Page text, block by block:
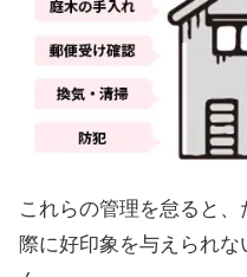
これらの管理を怠ると
際に好印象を与えられ